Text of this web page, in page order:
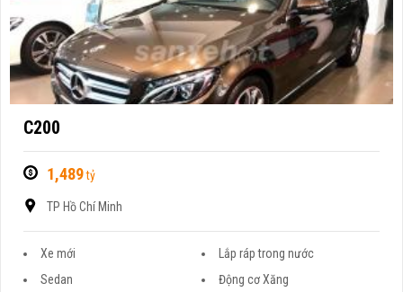
C200
1,489tỷ
TP Hồ Chí Minh
Xe mới
Lắp ráp trong nước
Sedan
Động cơ Xăng